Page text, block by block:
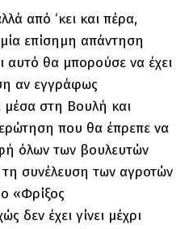
από ‘κει και πέρα,
επίσημη απάντηση
αυτό θα μπορούσε να έχει
αν εγγράφως
μέσα στη Βουλή και
που θα έπρεπε να
όλων των βουλευτών
συνέλευση των αγροτών
«Φρίξος
δεν έχει γίνει μέχρι